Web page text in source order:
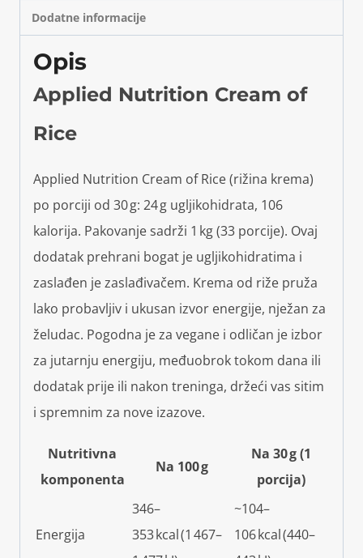
Dodatne informacije
Opis
Applied Nutrition Cream of
Rice
Applied Nutrition Cream of Rice (rižina krema)
po porciji od 30 g: 24 g ugljikohidrata, 106
kalorija. Pakovanje sadrži 1 kg (33 porcije). Ovaj
dodatak prehrani bogat je ugljikohidratima i
zaslađen je zaslađivačem. Krema od riže pruža
lako probavljiv i ukusan izvor energije, nježan za
želudac. Pogodna je za vegane i odličan je izbor
za jutarnju energiju, međuobrok tokom dana ili
dodatak prije ili nakon treninga, držeći vas sitim
i spremnim za nove izazove.
Nutritivna
komponenta
Na 100 g
Na 30 g (1
porcija)
Energija
346–
353 kcal (1 467–
~104–
106 kcal (440–